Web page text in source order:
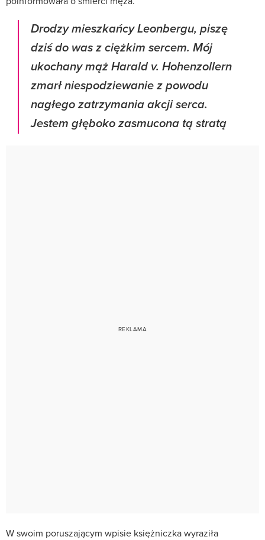
Drodzy mieszkańcy Leonbergu, piszę
dziś do was z ciężkim sercem. Mój
ukochany mąż Harald v. Hohenzollern
zmarł niespodziewanie z powodu
nagłego zatrzymania akcji serca.
Jestem głęboko zasmucona tą stratą
W swoim poruszającym wpisie księżniczka wyraziła